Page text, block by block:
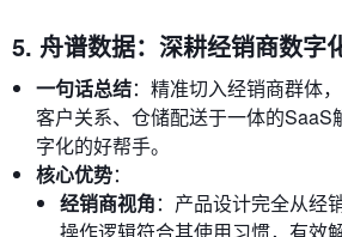
5. 舟谱数据：深耕经销商数字
一句话总结：精准切入经销商群体
客户关系、仓储配送于一体的SaaS
字化的好帮手。
核心优势：
经销商视角：产品设计完全从经